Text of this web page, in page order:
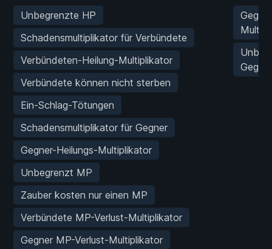
Unbegrenzte HP
Schadensmultiplikator für Verbündete
Verbündeten-Heilung-Multiplikator
Verbündete können nicht sterben
Ein-Schlag-Tötungen
Schadensmultiplikator für Gegner
Gegner-Heilungs-Multiplikator
Unbegrenzt MP
Zauber kosten nur einen MP
Verbündete MP-Verlust-Multiplikator
Gegner MP-Verlust-Multiplikator